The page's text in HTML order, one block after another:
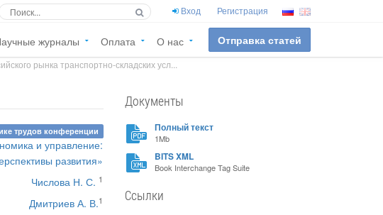
Вход Регистрация
журналы Оплата О нас Отправка статей
рынка транспортно-складских усл...
трудов конференции
и управление:
развития»
Числова Н. С. 1
Дмитриев А. В.1
Документы
Полный текст
1Mb
BITS XML
Book Interchange Tag Suite
Ссылки